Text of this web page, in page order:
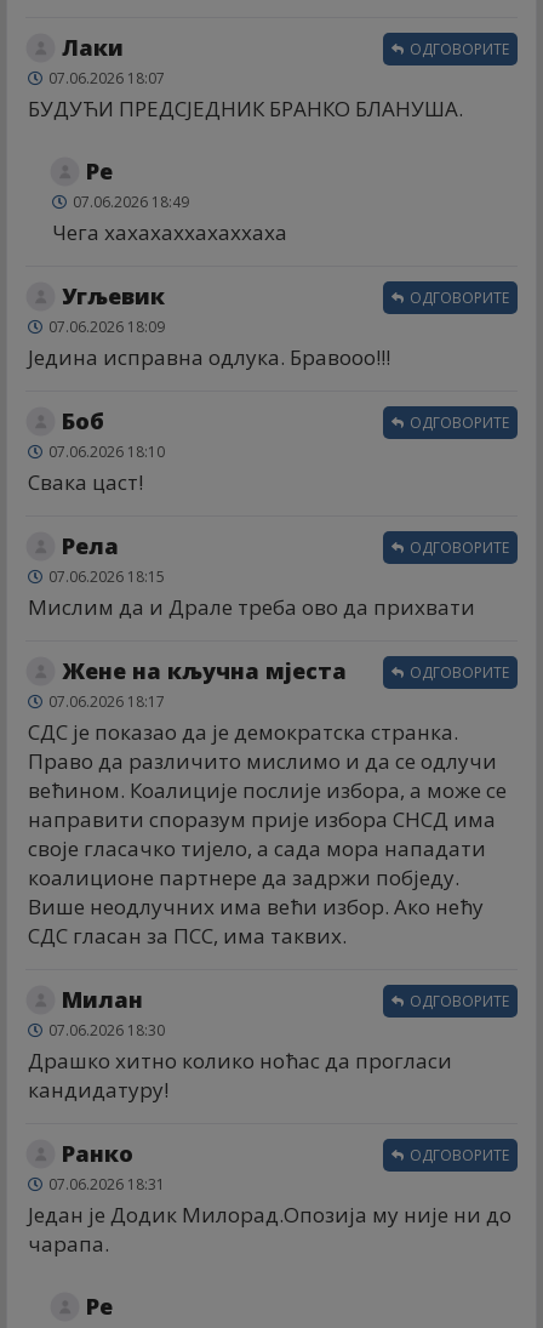
Лаки
07.06.2026 18:07
БУДУЋИ ПРЕДСЈЕДНИК БРАНКО БЛАНУША.
ОДГОВОРИТЕ
Ре
07.06.2026 18:49
Чега хахахаххахаххаха
Угљевик
07.06.2026 18:09
Једина исправна одлука. Бравооо!!!
ОДГОВОРИТЕ
Боб
07.06.2026 18:10
Свака цаст!
ОДГОВОРИТЕ
Рела
07.06.2026 18:15
Мислим да и Драле треба ово да прихвати
ОДГОВОРИТЕ
Жене на кључна мјеста
07.06.2026 18:17
СДС је показао да је демократска странка.
Право да различито мислимо и да се одлучи
већином. Коалиције послије избора, а може се
направити споразум прије избора СНСД има
своје гласачко тијело, а сада мора нападати
коалиционе партнере да задржи побједу.
Више неодлучних има већи избор. Ако нећу
СДС гласан за ПСС, има таквих.
ОДГОВОРИТЕ
Милан
07.06.2026 18:30
Драшко хитно колико ноћас да прогласи
кандидатуру!
ОДГОВОРИТЕ
Ранко
07.06.2026 18:31
Један је Додик Милорад.Опозија му није ни до
чарапа.
ОДГОВОРИТЕ
Ре